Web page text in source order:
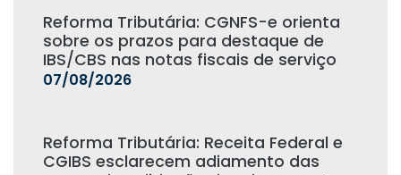
Reforma Tributária: CGNFS-e orienta
sobre os prazos para destaque de
IBS/CBS nas notas fiscais de serviço
07/08/2026
Reforma Tributária: Receita Federal e
CGIBS esclarecem adiamento das